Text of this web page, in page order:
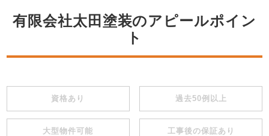
有限会社太田塗装のアピールポイン
ト
資格あり 過去50例以上
大型物件可能 工事後の保証あり